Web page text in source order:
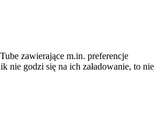
zawierające m.in. preferencje
nie godzi się na ich załadowanie, to nie